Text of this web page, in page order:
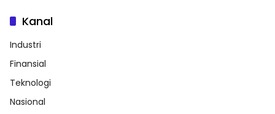
Kanal
Industri
Finansial
Teknologi
Nasional